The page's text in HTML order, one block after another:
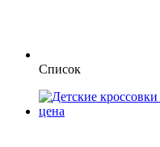
Список